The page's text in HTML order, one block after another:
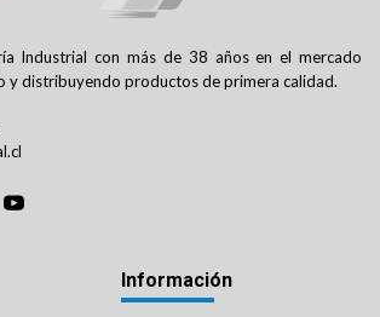
Industrial con más de 38 años en el mercado
y distribuyendo productos de primera calidad.
Información